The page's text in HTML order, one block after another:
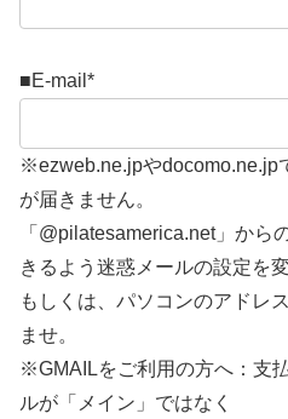
■E-mail *
※ezweb.ne.jpやdocomo.ne.jp
が届きません。
「@pilatesamerica.net」から
きるよう迷惑メールの設定を
もしくは、パソコンのアドレ
ませ。
※GMAILをご利用の方へ：支
ルが「メイン」ではなく